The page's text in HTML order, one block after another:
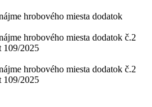
hrobového miesta dodatok
hrobového miesta dodatok č.2
109/2025
hrobového miesta dodatok č.2
109/2025